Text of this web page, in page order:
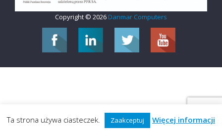
Copyright © 2026 Danmar Computers
Ta strona używa ciasteczek. Zaakceptuj Więcej informacji